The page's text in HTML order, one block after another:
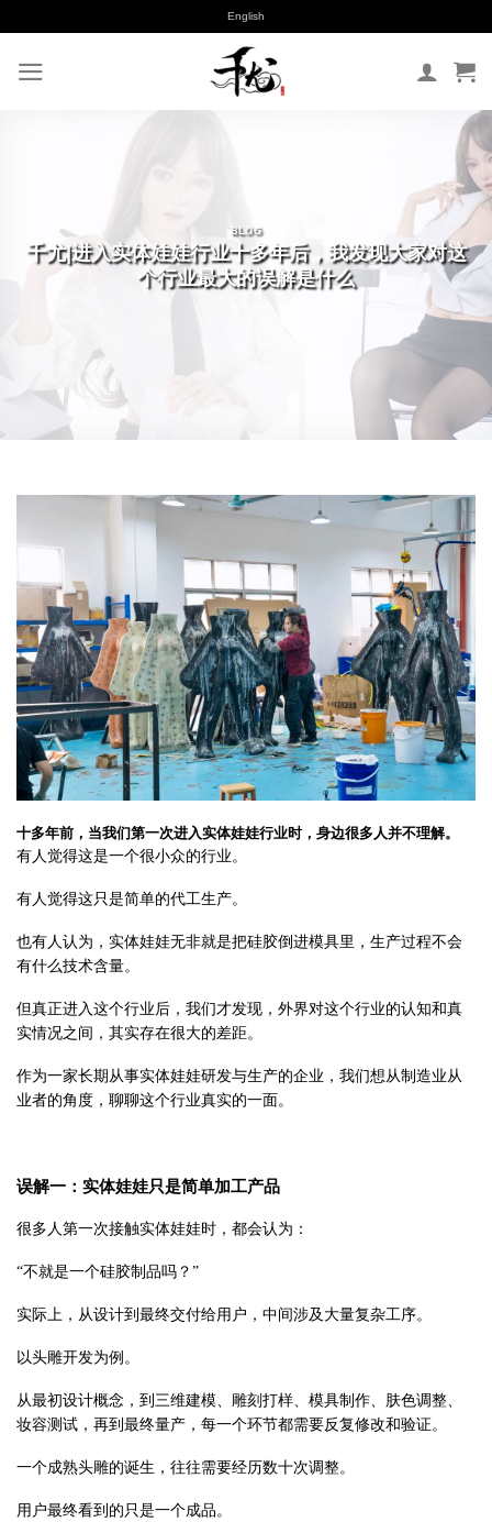
到
English
BLOG
千尤|进入实体娃娃行业十多年后，我发现大家对这
个行业最大的误解是什么
十多年前，当我们第一次进入实体娃娃行业时，身边很多人并不理解。
有人觉得这是一个很小众的行业。
有人觉得这只是简单的代工生产。
也有人认为，实体娃娃无非就是把硅胶倒进模具里，生产过程不会
有什么技术含量。
但真正进入这个行业后，我们才发现，外界对这个行业的认知和真
实情况之间，其实存在很大的差距。
作为一家长期从事实体娃娃研发与生产的企业，我们想从制造业从
业者的角度，聊聊这个行业真实的一面。
误解一：实体娃娃只是简单加工产品
很多人第一次接触实体娃娃时，都会认为：
“不就是一个硅胶制品吗？”
实际上，从设计到最终交付给用户，中间涉及大量复杂工序。
以头雕开发为例。
从最初设计概念，到三维建模、雕刻打样、模具制作、肤色调整、
妆容测试，再到最终量产，每一个环节都需要反复修改和验证。
一个成熟头雕的诞生，往往需要经历数十次调整。
用户最终看到的只是一个成品。